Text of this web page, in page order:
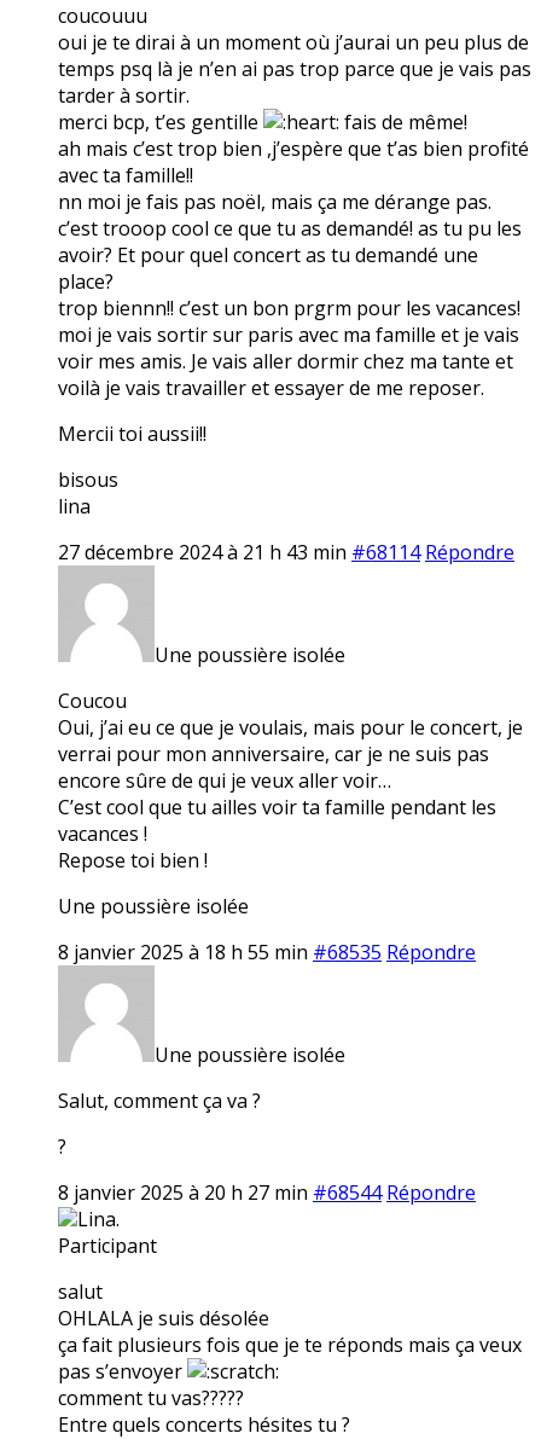
coucouuu
oui je te dirai à un moment où j’aurai un peu plus de
temps psq là je n’en ai pas trop parce que je vais pas
tarder à sortir.
merci bcp, t’es gentille
fais de même!
ah mais c’est trop bien ,j’espère que t’as bien profité
avec ta famille!!
nn moi je fais pas noël, mais ça me dérange pas.
c’est trooop cool ce que tu as demandé! as tu pu les
avoir? Et pour quel concert as tu demandé une
place?
trop biennn!! c’est un bon prgrm pour les vacances!
moi je vais sortir sur paris avec ma famille et je vais
voir mes amis. Je vais aller dormir chez ma tante et
voilà je vais travailler et essayer de me reposer.
Mercii toi aussii!!
bisous
lina
27 décembre 2024 à 21 h 43 min #68114 Répondre
Une poussière isolée
Coucou
Oui, j’ai eu ce que je voulais, mais pour le concert, je
verrai pour mon anniversaire, car je ne suis pas
encore sûre de qui je veux aller voir…
C’est cool que tu ailles voir ta famille pendant les
vacances !
Repose toi bien !
Une poussière isolée
8 janvier 2025 à 18 h 55 min #68535 Répondre
Une poussière isolée
Salut, comment ça va ?
?
8 janvier 2025 à 20 h 27 min #68544 Répondre
Lina.
Participant
salut
OHLALA je suis désolée
ça fait plusieurs fois que je te réponds mais ça veux
pas s’envoyer
comment tu vas?????
Entre quels concerts hésites tu ?